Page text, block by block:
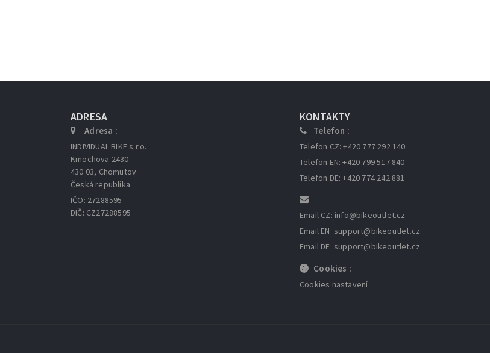
ADRESA
Adresa :
INDIVIDUAL BIKE s.r.o.
Kmochova 2430
430 03, Chomutov
Česká republika
IČO: 27288595
DIČ: CZ27288595
KONTAKTY
Telefon :
Telefon CZ: +420 777 292 140
Telefon EN: +420 799 517 840
Telefon DE: +420 774 242 881
Email CZ: info@bikeoutlet.cz
Email EN: support@bikeoutlet.cz
Email DE: support@bikeoutlet.cz
Cookies :
Cookies nastavení